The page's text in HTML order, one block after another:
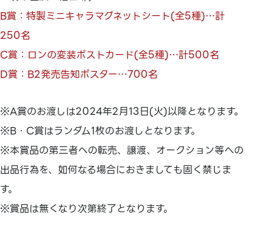
B賞：特製ミニキャラマグネットシート(全5種)…計
250名
C賞：ロンの変装ポストカード(全5種)…計500名
D賞：B2発売告知ポスター…700名
※A賞のお渡しは2024年2月13日(火)以降となります。
※B・C賞はランダム1枚のお渡しとなります。
※本賞品の第三者への転売、譲渡、オークション等への
出品行為を、如何なる場合におきましても固く禁じま
す。
※賞品は無くなり次第終了となります。